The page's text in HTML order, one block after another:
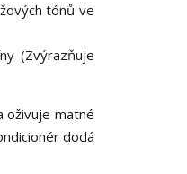
tónů ve
(Zvýrazňuje
oživuje matné
dodá